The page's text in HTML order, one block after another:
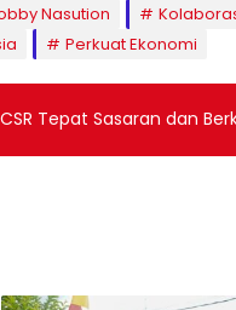
Nasution
Perkuat Ekonomi
Tepat Sasaran dan